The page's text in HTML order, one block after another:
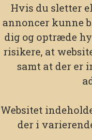
Hvis du sletter
annoncer kunne
dig og optræde
risikere, at
samt at der er
Websitet
der i